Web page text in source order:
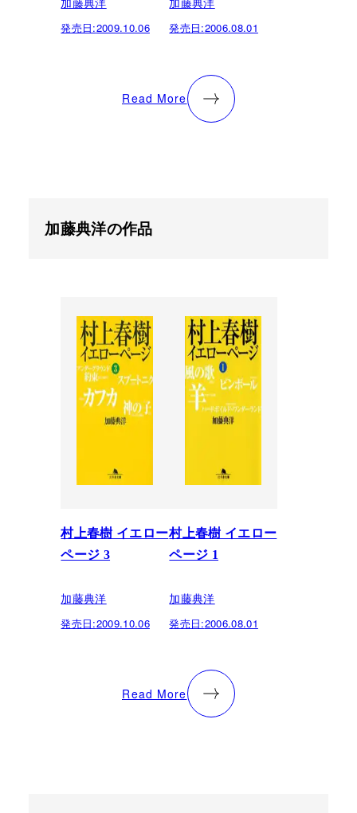
発売日:2009.10.06 発売日:2006.08.01
Read More
加藤典洋の作品
村上春樹 イエロー
ページ 3
加藤典洋
発売日:2009.10.06
村上春樹 イエロー
ページ 1
加藤典洋
発売日:2006.08.01
Read More